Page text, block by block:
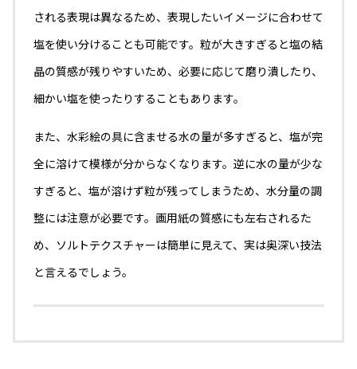
される表現は異なるため、表現したいイメージに合わせて
塩を使い分けることも可能です。粒が大きすぎると塩の結
晶の質感が残りやすいため、必要に応じて磨り潰したり、
細かい塩を使ったりすることもあります。
また、水彩絵の具に含ませる水の量が多すぎると、塩が完
全に溶けて模様が分からなくなります。逆に水の量が少な
すぎると、塩が溶けず粒が残ってしまうため、水分量の調
整には注意が必要です。画用紙の質感にも左右されるた
め、ソルトテクスチャーは簡単に見えて、実は奥深い技法
と言えるでしょう。